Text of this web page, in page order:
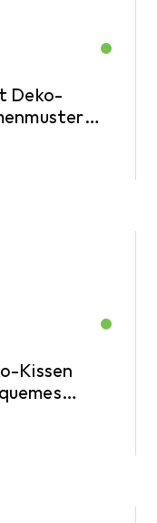
Deko-
Kissen
x 30 x 10